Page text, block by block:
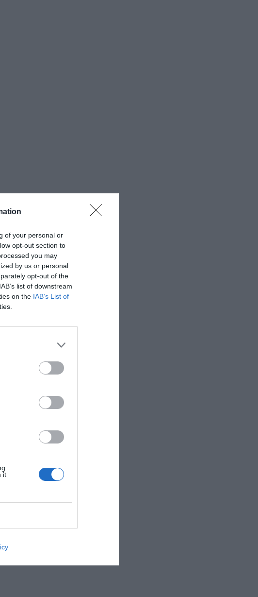
of your personal or
opt-out section to
you may
by us or personal
opt-out of the
list of downstream
on the IAB’s List of
it